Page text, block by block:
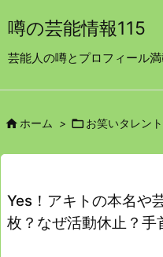
噂の芸能情報115
芸能人の噂とプロフィール
ホーム >  お笑いタレン
Yes！アキトの本名や
枚？なぜ活動休止？手